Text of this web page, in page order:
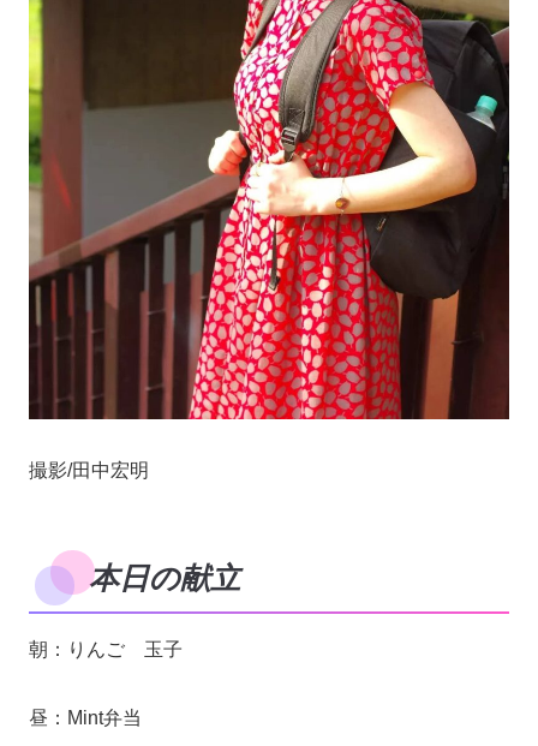
撮影/田中宏明
本日の献立
朝：りんご 玉子
昼：Mint弁当